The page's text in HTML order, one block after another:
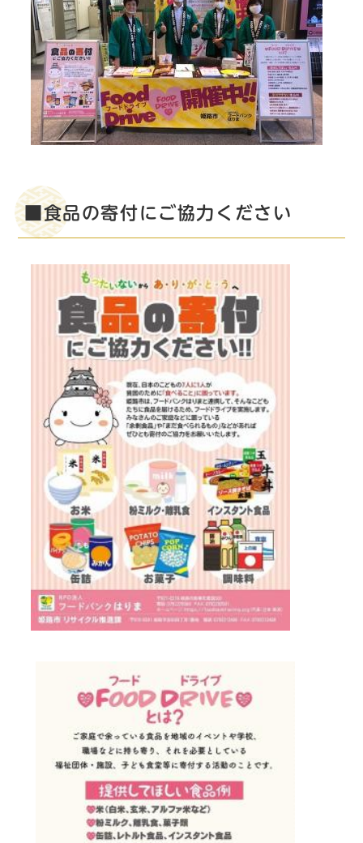
■食品の寄付にご協力ください